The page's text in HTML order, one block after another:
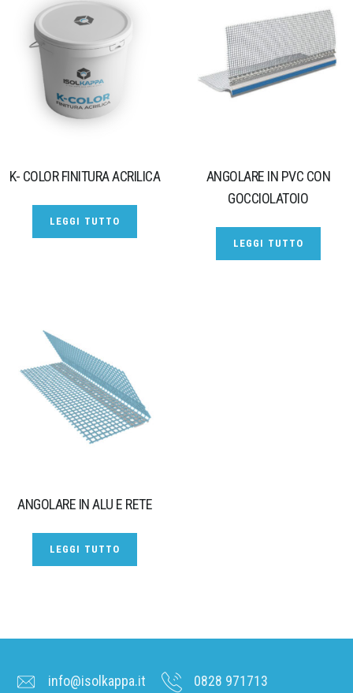
K- COLOR FINITURA ACRILICA
LEGGI TUTTO
ANGOLARE IN PVC CON
GOCCIOLATOIO
LEGGI TUTTO
ANGOLARE IN ALU E RETE
LEGGI TUTTO
info@isolkappa.it 0828 971713